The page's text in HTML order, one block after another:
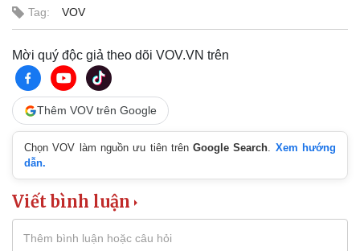
Tag: VOV
Mời quý độc giả theo dõi VOV.VN trên
Thêm VOV trên Google
Chọn VOV làm nguồn ưu tiên trênGoogle Search. Xem hướng
dẫn.
Viết bình luận